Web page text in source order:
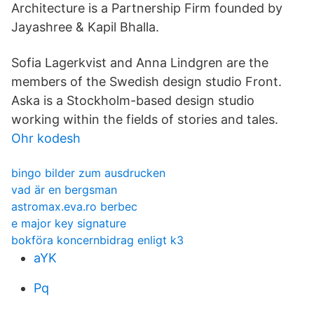
Architecture is a Partnership Firm founded by
Jayashree & Kapil Bhalla.
Sofia Lagerkvist and Anna Lindgren are the
members of the Swedish design studio Front.
Aska is a Stockholm-based design studio
working within the fields of stories and tales.
Ohr kodesh
bingo bilder zum ausdrucken
vad är en bergsman
astromax.eva.ro berbec
e major key signature
bokföra koncernbidrag enligt k3
aYK
Pq